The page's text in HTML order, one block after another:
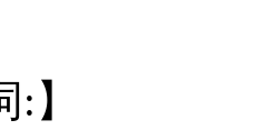
:】